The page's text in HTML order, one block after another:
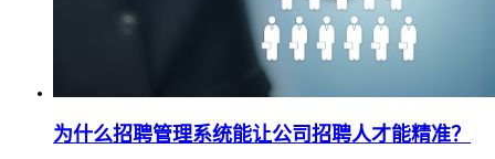
为什么招聘管理系统能让公司招聘人才能精准？